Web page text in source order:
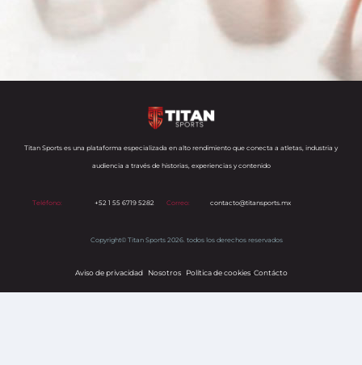
Titan Sports es una plataforma especializada en alto rendimiento que conecta a atletas, industria y
audiencia a través de historias, experiencias y contenido
Teléfono: +52 1 55 6719 5282 Correo: contacto@titansports.mx
Copyright© Titan Sports 2026. todos los derechos reservados
Aviso de privacidad Nosotros Política de cookiess Contácto